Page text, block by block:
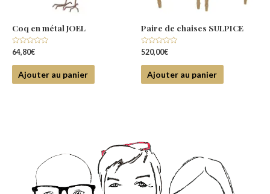
Coq en métal JOEL
Note
0
sur
64,80€
Ajouter au panier
Paire de chaises SULPICE
Note
0
sur
520,00€
Ajouter au panier